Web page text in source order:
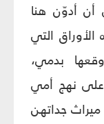
أن أدوّن هنا
التي
بدمي،
على نهج أمي
جداتهن